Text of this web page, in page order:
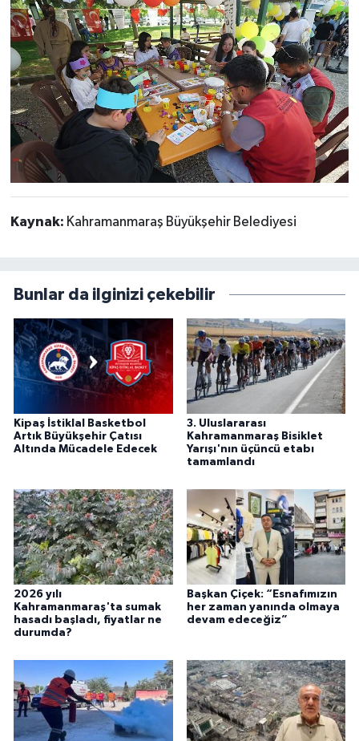
Kaynak: Kahramanmaraş Büyükşehir Belediyesi
Bunlar da ilginizi çekebilir
Kipaş İstiklal Basketbol
Artık Büyükşehir Çatısı
Altında Mücadele Edecek
3. Uluslararası
Kahramanmaraş Bisiklet
Yarışı'nın üçüncü etabı
tamamlandı
2026 yılı
Kahramanmaraş'ta sumak
hasadı başladı, fiyatlar ne
durumda?
Başkan Çiçek: “Esnafımızın
her zaman yanında olmaya
devam edeceğiz”